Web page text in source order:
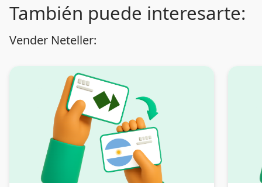
También puede interesarte:
Vender Neteller: